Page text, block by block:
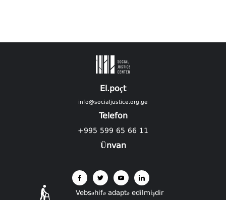
El.poçt
info@socialjustice.org.ge
Telefon
+995 599 65 66 11
Ünvan
Vebsəhifə adaptə edilmişdir